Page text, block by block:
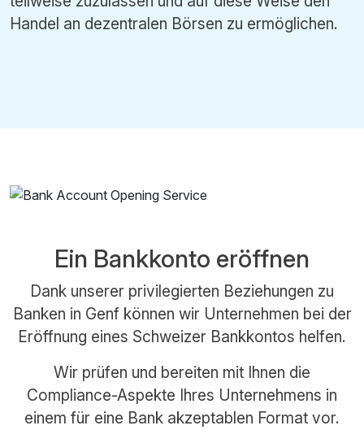
Handel an dezentralen Börsen zu ermöglichen.
Ein Bankkonto eröffnen
Dank unserer privilegierten Beziehungen zu
Banken in Genf können wir Unternehmen bei der
Eröffnung eines Schweizer Bankkontos helfen.
Wir prüfen und bereiten mit Ihnen die
Compliance-Aspekte Ihres Unternehmens in
einem für eine Bank akzeptablen Format vor.